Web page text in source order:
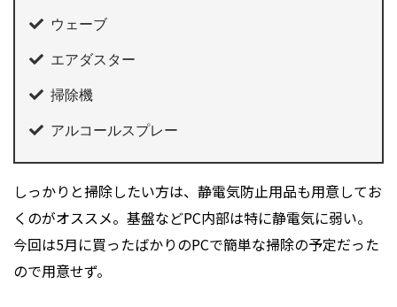
ウェーブ
エアダスター
掃除機
アルコールスプレー
しっかりと掃除したい方は、静電気防止用品も用意してお
くのがオススメ。基盤などPC内部は特に静電気に弱い。
今回は5月に買ったばかりのPCで簡単な掃除の予定だった
ので用意せず。